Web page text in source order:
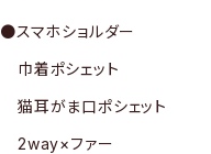
●スマホショルダー
巾着ポシェット
猫耳がま口ポシェット
2way×ファー